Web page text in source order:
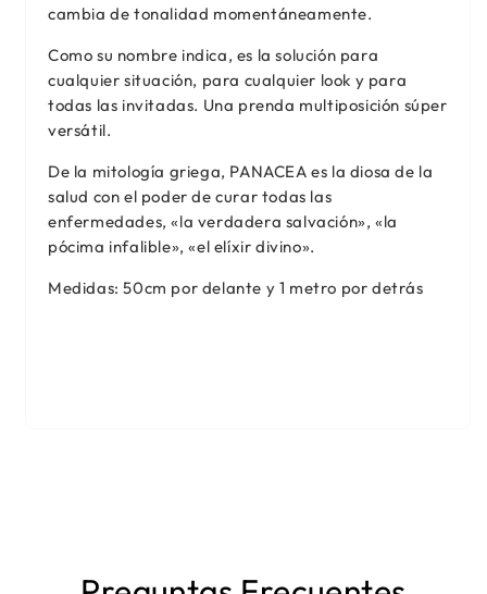
cambia de tonalidad momentáneamente.
Como su nombre indica, es la solución para
cualquier situación, para cualquier look y para
todas las invitadas. Una prenda multiposición súper
versátil.
De la mitología griega, PANACEA es la diosa de la
salud con el poder de curar todas las
enfermedades,«la verdadera salvación», «la
pócima infalible», «el elíxir divino».
Medidas: 50cm por delante y 1 metro por detrás